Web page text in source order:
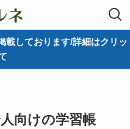
載しております/詳細はクリッ
人向けの学習帳